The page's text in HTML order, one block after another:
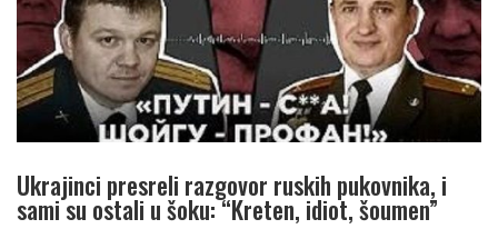
Ukrajinci presreli razgovor ruskih pukovnika, i
sami su ostali u šoku: “Kreten, idiot, šoumen”